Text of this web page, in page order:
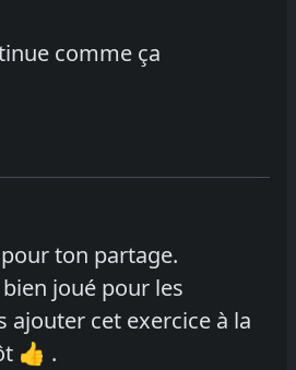
comme ça
ton partage.
joué pour les
ajouter cet exercice à la
👍 .